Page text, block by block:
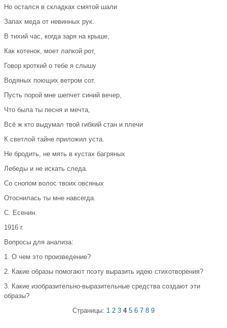
Но остался в складках смятой шали
Запах меда от невинных рук.
В тихий час, когда заря на крыше,
Как котенок, моет лапкой рот,
Говор кроткий о тебе я слышу
Водяных поющих ветром сот.
Пусть порой мне шепчет синий вечер,
Что была ты песня и мечта,
Всё ж кто выдумал твой гибкий стан и плечи
К светлой тайне приложил уста.
Не бродить, не мять в кустах багряных
Лебеды и не искать следа.
Со снопом волос твоих овсяных
Отоснилась ты мне навсегда.
С. Есенин.
1916 г.
Вопросы для анализа:
1. О чем это произведение?
2. Какие образы помогают поэту выразить идею стихотворения?
3. Какие изобразительно-выразительные средства создают эти
образы?
Страницы: 1 2 3 4 5 6 7 8 9